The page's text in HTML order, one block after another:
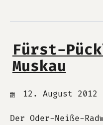
Fürst-
Muskau
12. August 2012
Der Oder-Neiße-